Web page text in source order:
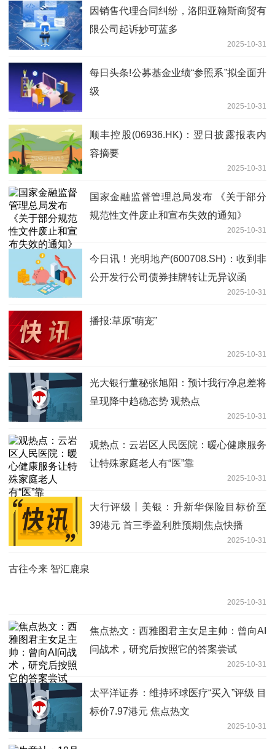
因销售代理合同纠纷，洛阳亚翰斯商贸有
限公司起诉妙可蓝多
2025-10-31
每日头条!公募基金业绩“参照系”拟全面升
级
2025-10-31
顺丰控股(06936.HK)：翌日披露报表内
容摘要
2025-10-31
国家金融监督管理总局发布 《关于部分
规范性文件废止和宣布失效的通知》
2025-10-31
今日讯！光明地产(600708.SH)：收到非
公开发行公司债券挂牌转让无异议函
2025-10-31
播报:草原“萌宠”
2025-10-31
光大银行董秘张旭阳：预计我行净息差将
呈现降中趋稳态势 观热点
2025-10-31
观热点：云岩区人民医院：暖心健康服务
让特殊家庭老人有“医”靠
2025-10-31
大行评级丨美银：升新华保险目标价至
39港元 首三季盈利胜预期|焦点快播
2025-10-31
古往今来 智汇鹿泉
2025-10-31
焦点热文：西雅图君主女足主帅：曾向AI
问战术，研究后按照它的答案尝试
2025-10-31
太平洋证券：维持环球医疗“买入”评级 目
标价7.97港元 焦点热文
2025-10-31